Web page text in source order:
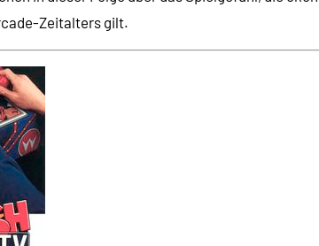
des Wegs
Zeitalters gilt.